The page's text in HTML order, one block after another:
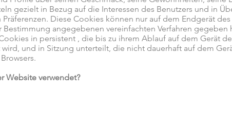
gezielt in Bezug auf die Interessen des Benutzers und in
Diese Cookies können nur auf dem Endgerät
angegebenen vereinfachten Verfahren gegeben
in persistent , die bis zu ihrem Ablauf auf dem Gerät
und in Sitzung unterteilt, die nicht dauerhaft auf dem
Website verwendet?